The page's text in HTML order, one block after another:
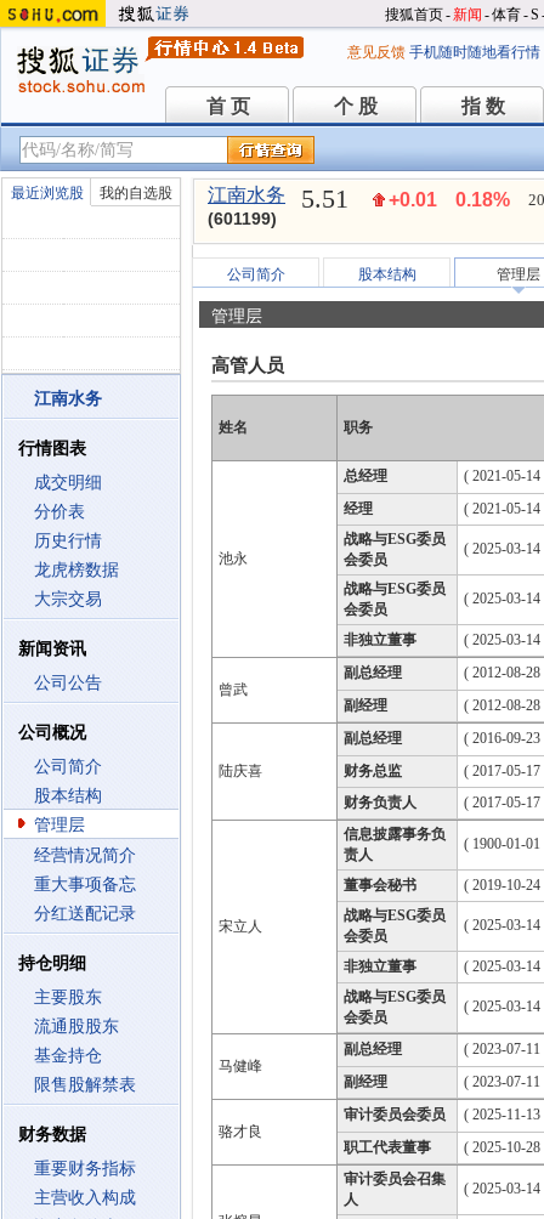
搜狐首页-新闻 -体育-S
意见反馈 手机随时随地看行情
首 页
首 页 个 股
个 股 指 数
指 数
最近浏览股 我的自选股
江南水务
行情图表
成交明细
分价表
历史行情
龙虎榜数据
大宗交易
新闻资讯
公司公告
公司概况
公司简介
股本结构
管理层
经营情况简介
重大事项备忘
分红送配记录
持仓明细
主要股东
流通股股东
基金持仓
限售股解禁表
财务数据
重要财务指标
主营收入构成
江南水务
(601199)
5.51 +0.01 0.18%
公司简介 股本结构 管理层
管理层
高管人员
姓名 职务
池永
总经理
( 2021-05-
经理
( 2021-05-
战略与ESG委员
会委员
( 2025-03-
战略与ESG委员
会委员
( 2025-03-
非独立董事 ( 2025-03-
曾武
副总经理
( 2012-08-
副经理
( 2012-08-
陆庆喜
副总经理
( 2016-09-
财务总监
( 2017-05-
财务负责人
( 2017-05-
宋立人
信息披露事务负
责人
( 1900-01-
董事会秘书
( 2019-10-
战略与ESG委员
会委员
( 2025-03-
非独立董事
( 2025-03-
战略与ESG委员
会委员
( 2025-03-
马健峰
副总经理
( 2023-07-
副经理
( 2023-07-
骆才良
审计委员会委员
( 2025-11-
职工代表董事
( 2025-10-
审计委员会召集
人
( 2025-03-